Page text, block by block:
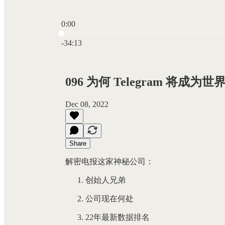
0:00
-34:13
096 为何 Telegram 将成为世
Dec 08, 2022
Share
解密电报这家神秘公司：
创始人兄弟
公司现在何处
22年最新数据排名